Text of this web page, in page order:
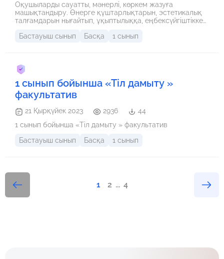
Оқушыларды сауатты, мәнерлі, көркем жазуға
машықтандыру. Өнерге құштарлықтарын, эстетикалық
талғамдарын нығайтып, ұқыптылыққа, еңбексүйгіштікке
Бастауыш сынып
Басқа 1 сынып
1 сынып бойынша «Тіл дамыту »
факультатив
21 Қырқүйек 2023 2936
44
1 сынып бойынша «Тіл дамыту » факультатив
Бастауыш сынып
Басқа 1 сынып
1 2 ... 4